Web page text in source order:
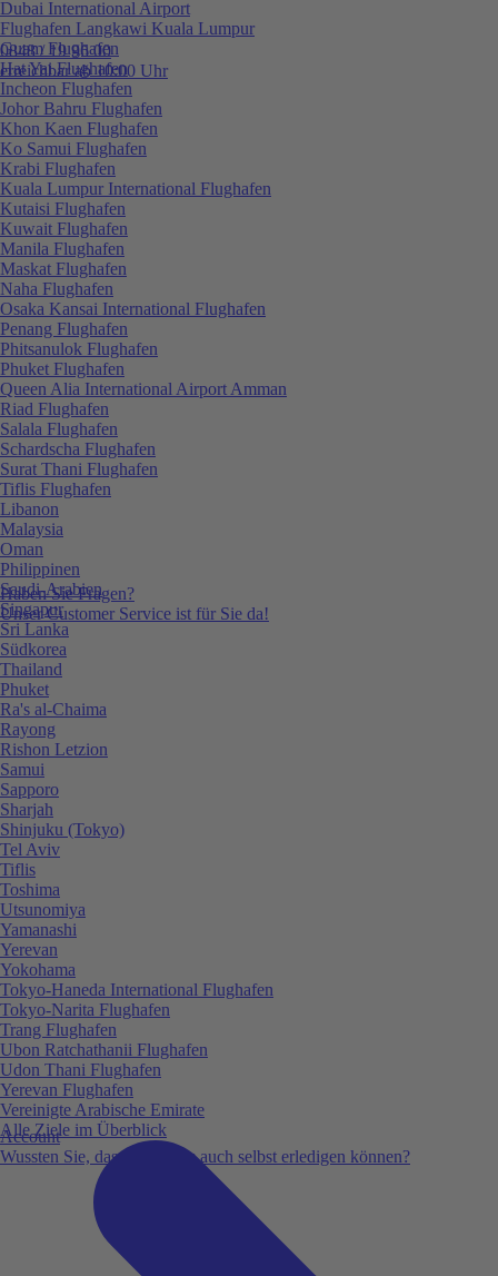
0848 / 19 96 00
erreichbar ab 10:00 Uhr
Haben Sie Fragen?
Unser Customer Service ist für Sie da!
Account
Wussten Sie, dass Sie vieles auch selbst erledigen können?
Dubai International Airport
Flughafen Langkawi Kuala Lumpur
Guam Flughafen
Hat Yai Flughafen
Incheon Flughafen
Johor Bahru Flughafen
Khon Kaen Flughafen
Ko Samui Flughafen
Krabi Flughafen
Kuala Lumpur International Flughafen
Kutaisi Flughafen
Kuwait Flughafen
Manila Flughafen
Maskat Flughafen
Naha Flughafen
Osaka Kansai International Flughafen
Penang Flughafen
Phitsanulok Flughafen
Phuket Flughafen
Queen Alia International Airport Amman
Riad Flughafen
Salala Flughafen
Schardscha Flughafen
Surat Thani Flughafen
Tiflis Flughafen
Libanon
Malaysia
Oman
Philippinen
Saudi-Arabien
Singapur
Sri Lanka
Südkorea
Thailand
Phuket
Ra's al-Chaima
Rayong
Rishon Letzion
Samui
Sapporo
Sharjah
Shinjuku (Tokyo)
Tel Aviv
Tiflis
Toshima
Utsunomiya
Yamanashi
Yerevan
Yokohama
Tokyo-Haneda International Flughafen
Tokyo-Narita Flughafen
Trang Flughafen
Ubon Ratchathanii Flughafen
Udon Thani Flughafen
Yerevan Flughafen
Vereinigte Arabische Emirate
Alle Ziele im Überblick